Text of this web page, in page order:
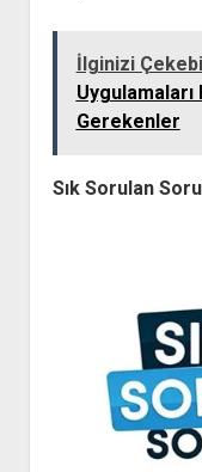
İlginizi
Uygulamaları
Gerekenler
Sık Sorulan